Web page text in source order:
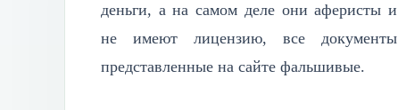
деньги, а на самом деле они аферисты и
не имеют лицензию, все документы
представленные на сайте фальшивые.